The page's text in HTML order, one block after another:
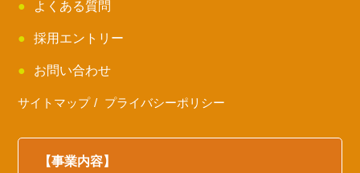
よくある質問
採用エントリー
お問い合わせ
サイトマップ プライバシーポリシー
【事業内容】